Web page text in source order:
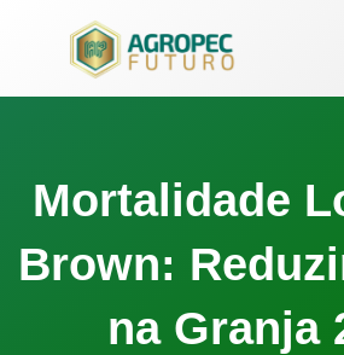
conteúdo
Mortalidade
Brown:
na Granja